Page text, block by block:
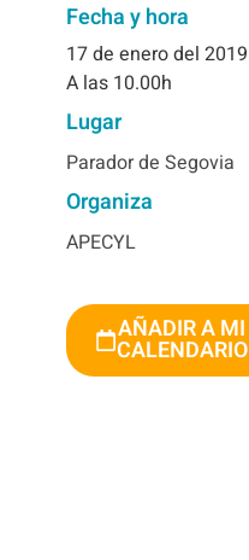
Fecha y hora
17de enero del 2019
A las 10.00h
Lugar
Parador de Segovia
Organiza
APECYL
AÑADIR A MI
CALENDARIO